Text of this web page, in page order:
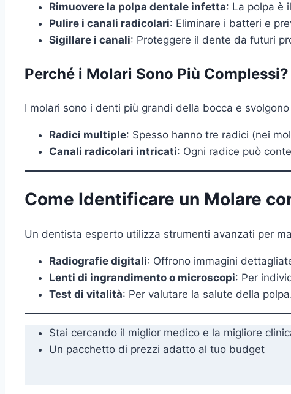
Rimuovere la polpa dentale infetta: La polpa è
Pulire i canali radicolari: Eliminare i batteri e
Sigillare i canali: Proteggere il dente da futuri
Perché i Molari Sono Più Complessi?
I molari sono i denti più grandi della bocca e
Radici multiple: Spesso hanno tre radici (nei
Canali radicolari intricati: Ogni radice può
Come Identificare un Molare
Un dentista esperto utilizza strumenti avanzati per
Radiografie digitali: Offrono immagini
Lenti di ingrandimento o microscopi: Per
Test di vitalità: Per valutare la salute della
Stai cercando il miglior medico e la migliore
Un pacchetto di prezzi adatto al tuo budget